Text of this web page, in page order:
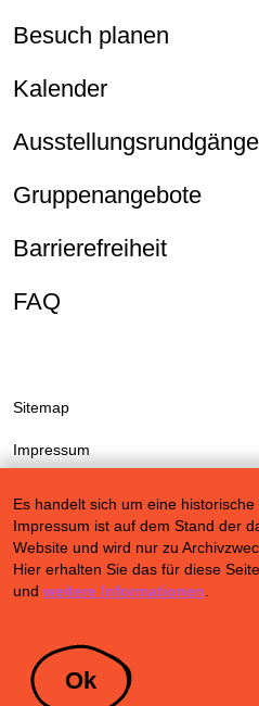
Besuch planen
Kalender
Ausstellungsrundgänge
Gruppenangebote
Barrierefreiheit
FAQ
Sitemap
Impressum
Nutzungsbedingungen
Cookieeinstellungen
Presse
Es handelt sich um eine
Impressum ist auf dem Stand der
Website und wird nur zu
Hier erhalten Sie das für diese
und weitere Informationen.
Ok